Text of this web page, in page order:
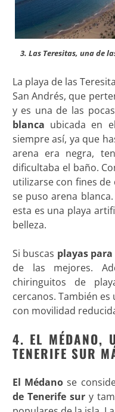
3. Las Teresitas, una de
La playa de las
San Andrés, que
y es una de las pocas
blanca ubicada en
siempre así, ya que
arena era negra,
dificultaba el baño.
utilizarse con fines
se puso arena
esta es una playa
belleza.
Si buscas playas
de las mejores.
chiringuitos de
cercanos. También
con movilidad
4. EL MÉDANO,
TENERIFE SUR
El Médano se
de Tenerife sury